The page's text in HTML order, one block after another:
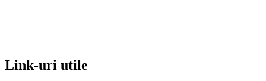
Link-uri utile